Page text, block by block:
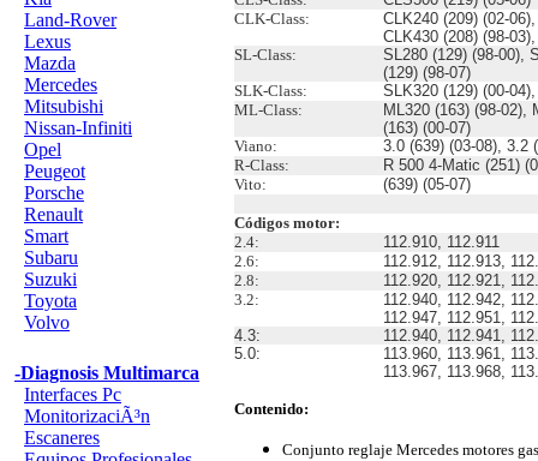
Land-Rover
Lexus
Mazda
Mercedes
Mitsubishi
Nissan-Infiniti
Opel
Peugeot
Porsche
Renault
Smart
Subaru
Suzuki
Toyota
Volvo
-Diagnosis Multimarca
Interfaces Pc
MonitorizaciÃ³n
Escaneres
CLK-Class:
CLK240 (209) (02-
CLK430 (208) (98-
SL-Class:
SL280 (129) (98-00),
(129) (98-07)
SLK-Class:
SLK320 (129) (00-
ML-Class:
ML320 (163) (98-02),
(163) (00-07)
Viano:
3.0 (639) (03-08), 3.2
R-Class:
R 500 4-Matic (251)
Vito:
(639) (05-07)
Códigos motor:
2.4:
112.910, 112.911
2.6:
112.912, 112.913,
2.8:
112.920, 112.921,
3.2:
112.940, 112.942,
112.947, 112.951,
4.3:
112.940, 112.941,
5.0:
113.960, 113.961,
113.967, 113.968,
Contenido:
Conjunto reglaje Mercedes motores